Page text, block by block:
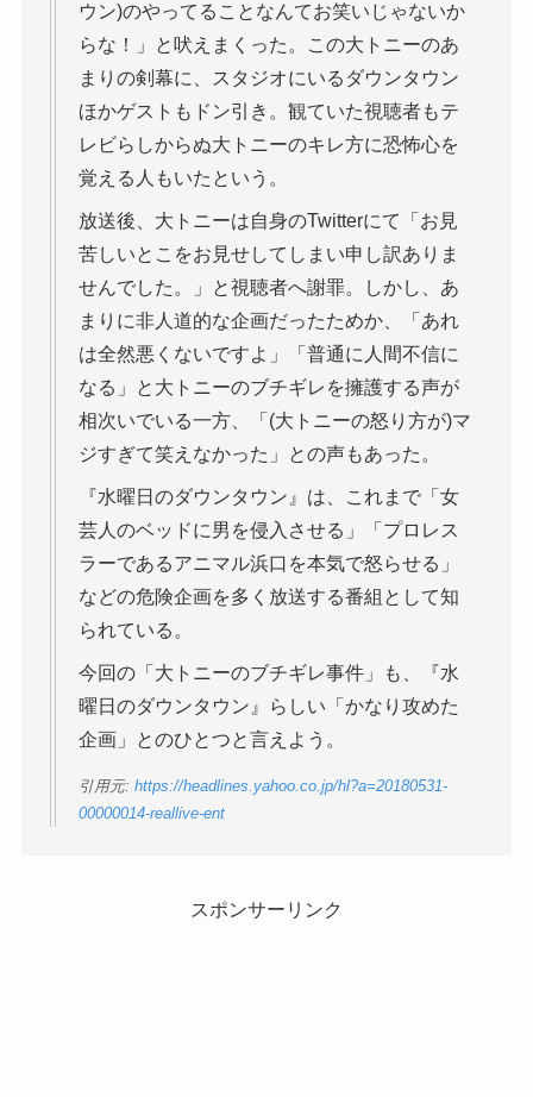
ウン)のやってることなんてお笑いじゃないか
らな！」と吠えまくった。この大トニーのあ
まりの剣幕に、スタジオにいるダウンタウン
ほかゲストもドン引き。観ていた視聴者もテ
レビらしからぬ大トニーのキレ方に恐怖心を
覚える人もいたという。
放送後、大トニーは自身のTwitterにて「お見
苦しいとこをお見せしてしまい申し訳ありま
せんでした。」と視聴者へ謝罪。しかし、あ
まりに非人道的な企画だったためか、「あれ
は全然悪くないですよ」「普通に人間不信に
なる」と大トニーのブチギレを擁護する声が
相次いでいる一方、「(大トニーの怒り方が)マ
ジすぎて笑えなかった」との声もあった。
『水曜日のダウンタウン』は、これまで「女
芸人のベッドに男を侵入させる」「プロレス
ラーであるアニマル浜口を本気で怒らせる」
などの危険企画を多く放送する番組として知
られている。
今回の「大トニーのブチギレ事件」も、『水
曜日のダウンタウン』らしい「かなり攻めた
企画」とのひとつと言えよう。
引用元: https://headlines.yahoo.co.jp/hl?a=20180531-
00000014-reallive-ent
スポンサーリンク